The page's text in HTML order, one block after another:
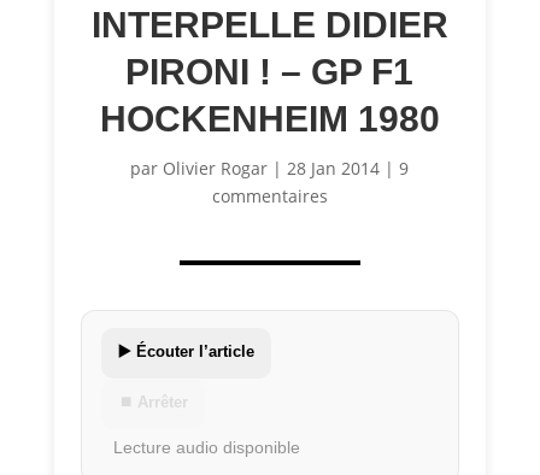
INTERPELLE DIDIER
PIRONI ! – GP F1
HOCKENHEIM 1980
par Olivier Rogar |28 Jan 2014 |9
commentaires
▶️ Écouter l’article
⏹ Arrêter
Lecture audio disponible